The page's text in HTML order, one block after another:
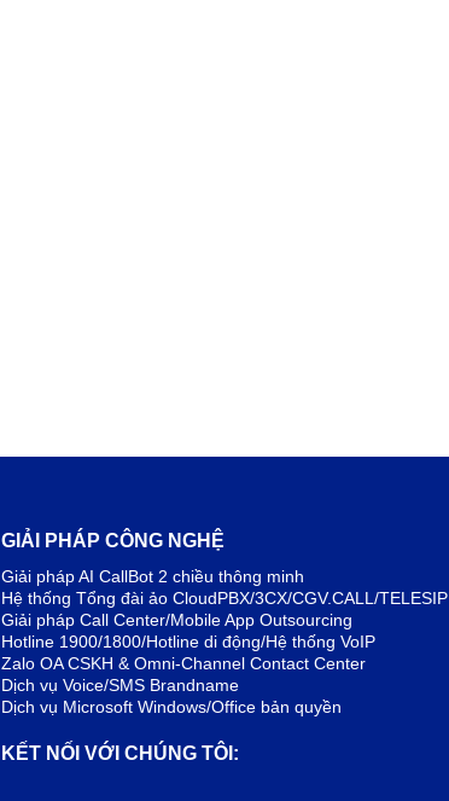
GIẢI PHÁP CÔNG NGHỆ
Giải pháp AI CallBot 2 chiều thông minh
Hệ thống Tổng đài ảo CloudPBX/3CX/CGV.CALL/TELESIP
Giải pháp Call Center/Mobile App Outsourcing
Hotline 1900/1800/Hotline di động/Hệ thống VoIP
Zalo OA CSKH & Omni-Channel Contact Center
Dịch vụ Voice/SMS Brandname
Dịch vụ Microsoft Windows/Office bản quyền
KẾT NỐI VỚI CHÚNG TÔI: